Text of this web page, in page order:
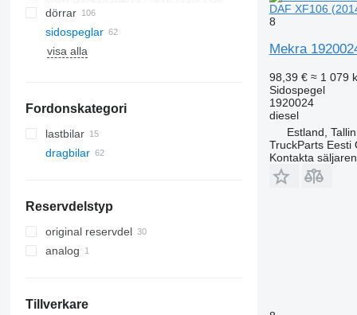
luftkonditionering kondensorer
A/C slangar
AC kompressorer
annan luftkonditioneringsdel
dörrar
sidospeglar
sidorutor
visa alla
Fordonskategori
lastbilar
dragbilar
Reservdelstyp
original reservdel
analog
Tillverkare
DAF XF106
8
Mekra
98,39 € ≈ 1 079
Sidospegel
1920024
diesel
Estland,
TruckParts Eesti
Kontakta säljaren